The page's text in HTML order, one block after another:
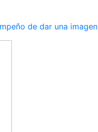
de dar una